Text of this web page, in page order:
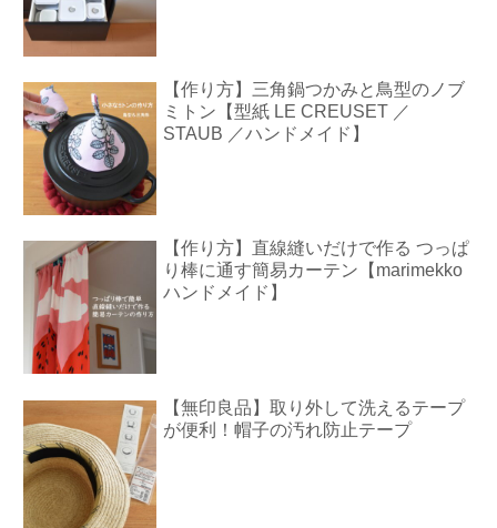
【作り方】三角鍋つかみと鳥型のノブ
ミトン【型紙 LE CREUSET ／
STAUB ／ハンドメイド】
【作り方】直線縫いだけで作る つっぱ
り棒に通す簡易カーテン【marimekko
ハンドメイド】
【無印良品】取り外して洗えるテープ
が便利！帽子の汚れ防止テープ